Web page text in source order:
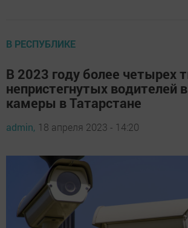
В РЕСПУБЛИКЕ
В 2023 году более четырех
непристегнутых водителей
камеры в Татарстане
admin, 18 апреля 2023 - 14:20